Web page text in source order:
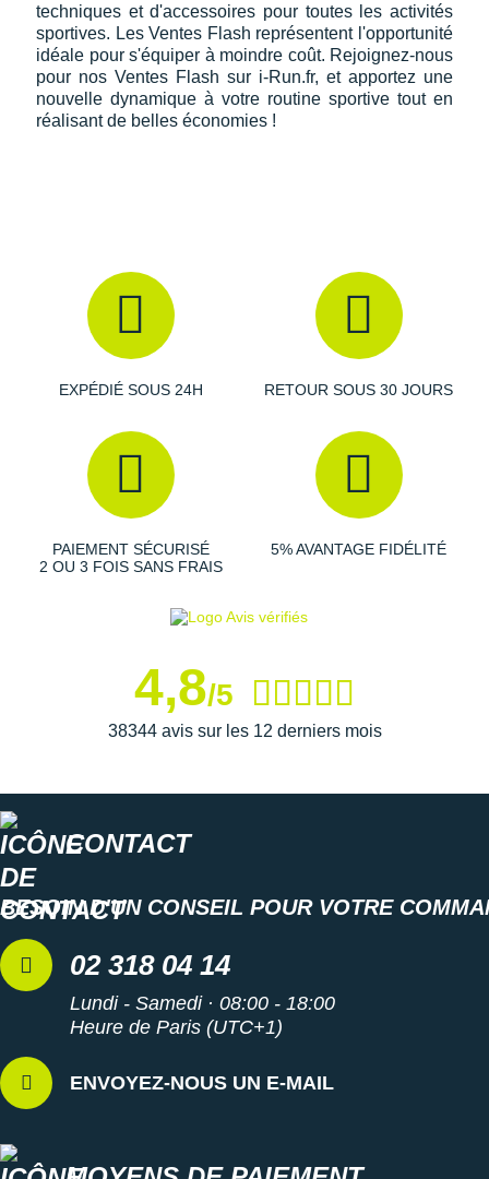
techniques et d'accessoires pour toutes les activités
sportives. Les Ventes Flash représentent l'opportunité
idéale pour s'équiper à moindre coût. Rejoignez-nous
pour nos Ventes Flash sur i-Run.fr, et apportez une
nouvelle dynamique à votre routine sportive tout en
réalisant de belles économies !
EXPÉDIÉ SOUS 24H RETOUR SOUS 30 JOURS
PAIEMENT SÉCURISÉ
2 OU 3 FOIS SANS FRAIS
5% AVANTAGE FIDÉLITÉ
4,8/5
38344 avis sur les 12 derniers mois
CONTACT
BESOIN D'UN CONSEIL POUR VOTRE
02 318 04 14
Lundi - Samedi · 08:00 - 18:00
Heure de Paris (UTC+1)
ENVOYEZ-NOUS UN E-MAIL